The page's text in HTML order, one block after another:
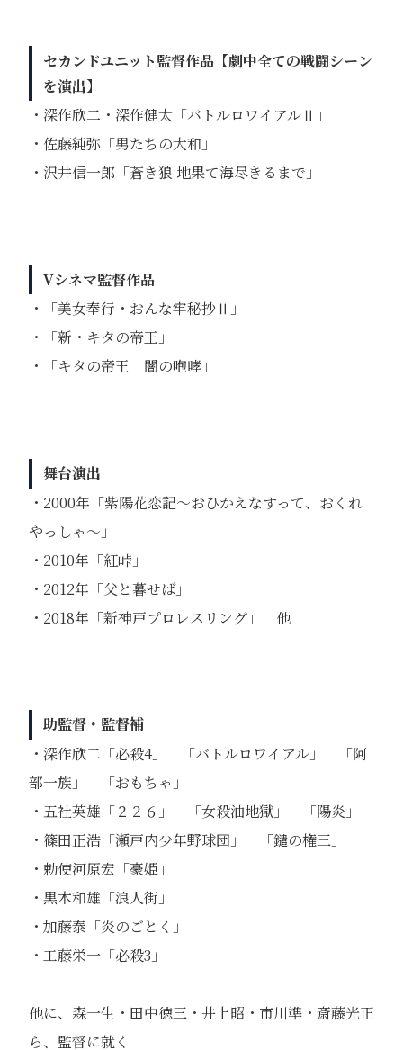
セカンドユニット監督作品【劇中全ての戦闘シーン
を演出】
・深作欣二・深作健太「バトルロワイアルⅡ」
・佐藤純弥「男たちの大和」
・沢井信一郎「蒼き狼 地果て海尽きるまで」
Vシネマ監督作品
・「美女奉行・おんな牢秘抄Ⅱ」
・「新・キタの帝王」
・「キタの帝王 闇の咆哮」
舞台演出
・2000年「紫陽花恋記〜おひかえなすって、おくれ
やっしゃ〜」
・2010年「紅峠」
・2012年「父と暮せば」
・2018年「新神戸プロレスリング」 他
助監督・監督補
・深作欣二「必殺4」 「バトルロワイアル」 「阿
部一族」 「おもちゃ」
・五社英雄「２２６」 「女殺油地獄」 「陽炎」
・篠田正浩「瀬戸内少年野球団」 「鑓の権三」
・勅使河原宏「豪姫」
・黒木和雄「浪人街」
・加藤泰「炎のごとく」
・工藤栄一「必殺3」
他に、森一生・田中徳三・井上昭・市川準・斎藤光正
ら、監督に就く